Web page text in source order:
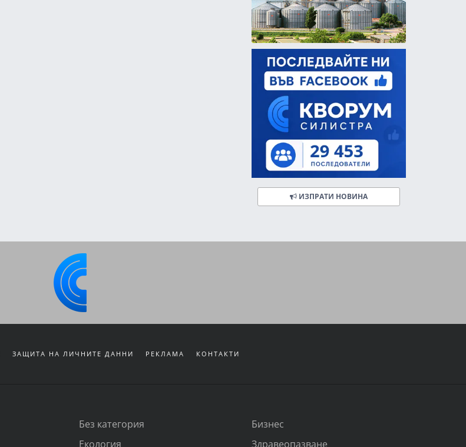
ИЗПРАТИ НОВИНА
ЗАЩИТА НА ЛИЧНИТЕ ДАННИ РЕКЛАМА КОНТАКТИ
Без категория
Бизнес
Екология Здравеопазване